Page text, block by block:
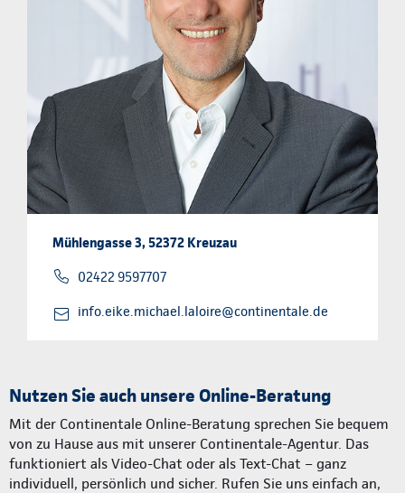
Mühlengasse 3, 52372 Kreuzau
02422 9597707
info.eike.michael.laloire@continentale.de
Nutzen Sie auch unsere Online-Beratung
Mit der Continentale Online-Beratung sprechen Sie bequem
von zu Hause aus mit unserer Continentale-Agentur. Das
funktioniert als Video-Chat oder als Text-Chat – ganz
individuell, persönlich und sicher. Rufen Sie uns einfach an,